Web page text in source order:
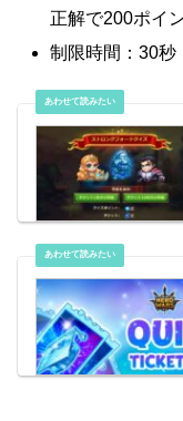
正解で200ポイ
制限時間：30秒